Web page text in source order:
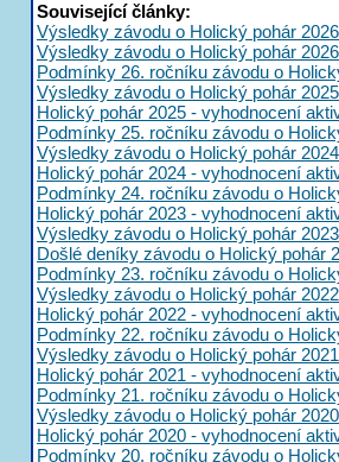
Související články:
Výsledky závodu o Holický pohár
Výsledky závodu o Holický pohár 2026
Podmínky 26. ročníku závodu o
Výsledky závodu o Holický pohár 2025
Holický pohár 2025 - vyhodnocení
Podmínky 25. ročníku závodu o
Výsledky závodu o Holický pohár 2024
Holický pohár 2024 - vyhodnocení
Podmínky 24. ročníku závodu o
Holický pohár 2023 - vyhodnocení
Výsledky závodu o Holický pohár 2023
Došlé deníky závodu o Holický pohár
Podmínky 23. ročníku závodu o
Výsledky závodu o Holický pohár 2022
Holický pohár 2022 - vyhodnocení
Podmínky 22. ročníku závodu o
Výsledky závodu o Holický pohár 2021
Holický pohár 2021 - vyhodnocení
Podmínky 21. ročníku závodu o
Výsledky závodu o Holický pohár 2020
Holický pohár 2020 - vyhodnocení
Podmínky 20. ročníku závodu o